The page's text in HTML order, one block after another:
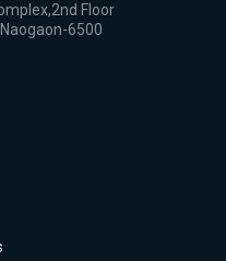
Floor
6500